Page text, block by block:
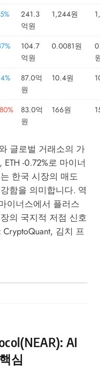
241.3
억원
1,244원
104.7
억원
0.0081원
87.0억
원
10.4원
83.0억
원
166원
글로벌 거래소의 가
ETH -0.72%로 마이너
한국 시장의 매도
함을 의미합니다. 역
이너스에서 플러스
의 국지적 저점 신호
김치 프
AI
심